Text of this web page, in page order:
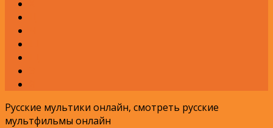
Русские мультики онлайн, смотреть русские
мультфильмы онлайн